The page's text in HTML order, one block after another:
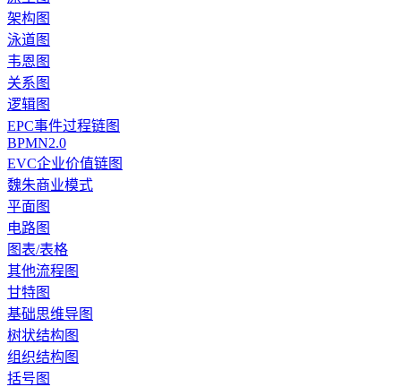
架构图
泳道图
韦恩图
关系图
逻辑图
EPC事件过程链图
BPMN2.0
EVC企业价值链图
魏朱商业模式
平面图
电路图
图表/表格
其他流程图
甘特图
基础思维导图
树状结构图
组织结构图
括号图